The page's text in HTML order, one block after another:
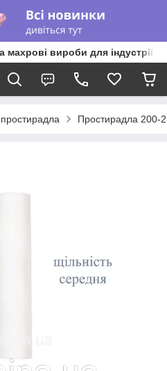
вироби для індустрії
Простирадла 200-